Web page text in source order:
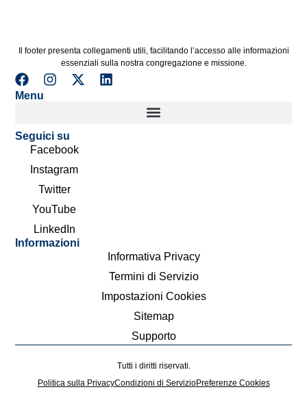
Il footer presenta collegamenti utili, facilitando l’accesso alle informazioni
essenziali sulla nostra congregazione e missione.
Menu
Seguici su
Facebook
Instagram
Twitter
YouTube
LinkedIn
Informazioni
Informativa Privacy
Termini di Servizio
Impostazioni Cookies
Sitemap
Supporto
Tutti i diritti riservati.
Politica sulla PrivacyCondizioni di ServizioPreferenze Cookies